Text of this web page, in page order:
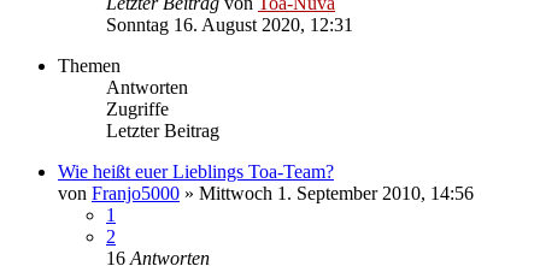
Sonntag 16. August 2020, 12:31
Themen
Antworten
Zugriffe
Letzter Beitrag
Wie heißt euer Lieblings Toa-Team?
von Franjo5000 » Mittwoch 1. September 2010, 14:56
1
2
16 Antworten